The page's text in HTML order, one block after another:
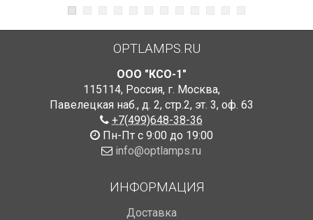
OPTLAMPS.RU
ООО "КСО-1"
115114, Россия, г. Москва,
Павелецкая наб., д. 2, стр.2, эт. 3, оф. 63
+7(499)648-38-36
Пн-Пт с 9:00 до 19:00
info@optlamps.ru
ИНФОРМАЦИЯ
Доставка